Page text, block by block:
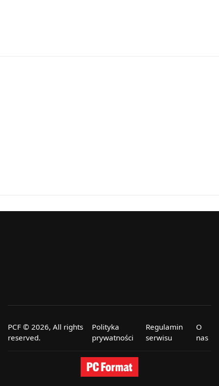
PCF © 2026, All rights
reserved.
Polityka
prywatności
Regulamin
serwisu
O
nas